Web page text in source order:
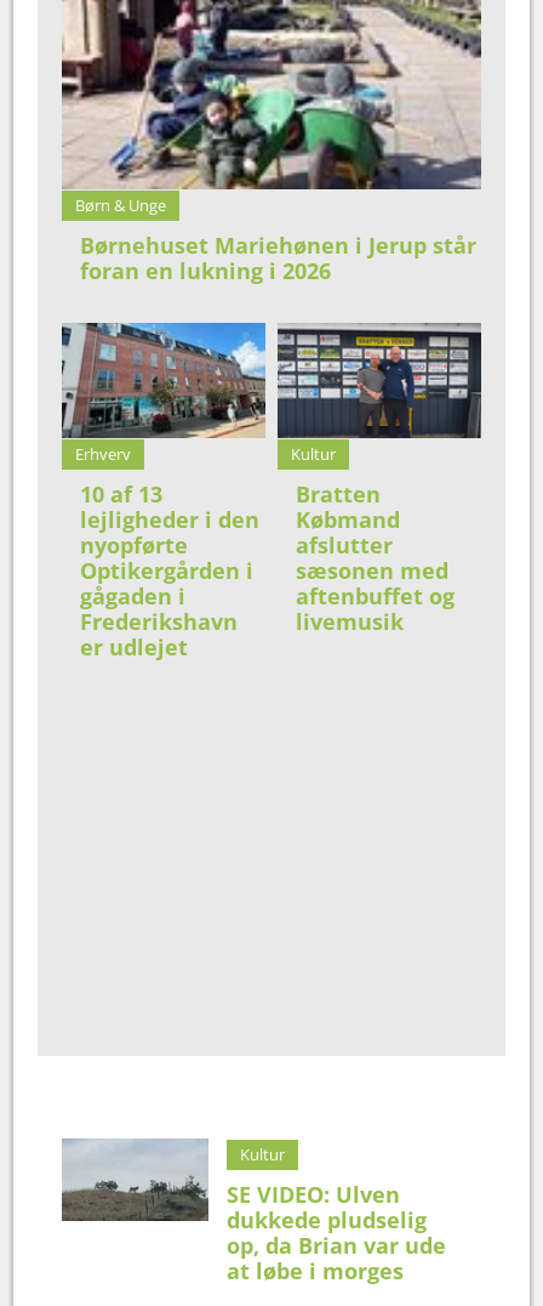
Børn & Unge
Børnehuset Mariehønen i Jerup står
foran en lukning i 2026
Erhverv
10 af 13
lejligheder i den
nyopførte
Optikergården i
gågaden i
Frederikshavn
er udlejet
Kultur
Bratten
Købmand
afslutter
sæsonen med
aftenbuffet og
livemusik
Kultur
SE VIDEO: Ulven
dukkede pludselig
op, da Brian var ude
at løbe i morges